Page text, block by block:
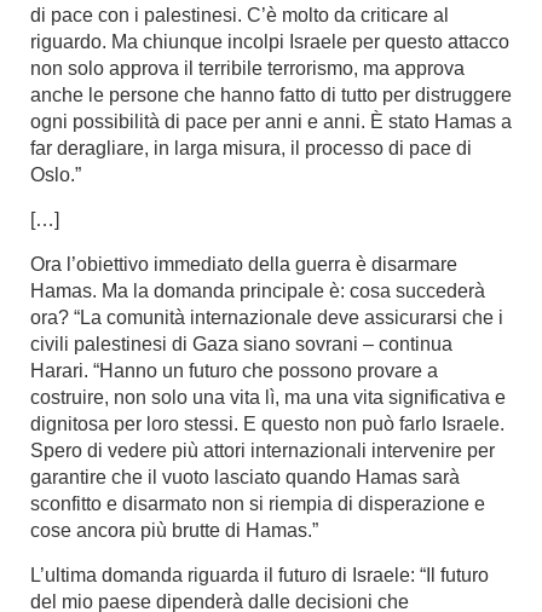
di pace con i palestinesi. C’è molto da criticare al
riguardo. Ma chiunque incolpi Israele per questo attacco
non solo approva il terribile terrorismo, ma approva
anche le persone che hanno fatto di tutto per distruggere
ogni possibilità di pace per anni e anni. È stato Hamas a
far deragliare, in larga misura, il processo di pace di
Oslo.”
[…]
Ora l’obiettivo immediato della guerra è disarmare
Hamas. Ma la domanda principale è: cosa succederà
ora? “La comunità internazionale deve assicurarsi che i
civili palestinesi di Gaza siano sovrani – continua
Harari. “Hanno un futuro che possono provare a
costruire, non solo una vita lì, ma una vita significativa e
dignitosa per loro stessi. E questo non può farlo Israele.
Spero di vedere più attori internazionali intervenire per
garantire che il vuoto lasciato quando Hamas sarà
sconfitto e disarmato non si riempia di disperazione e
cose ancora più brutte di Hamas.”
L’ultima domanda riguarda il futuro di Israele: “Il futuro
del mio paese dipenderà dalle decisioni che